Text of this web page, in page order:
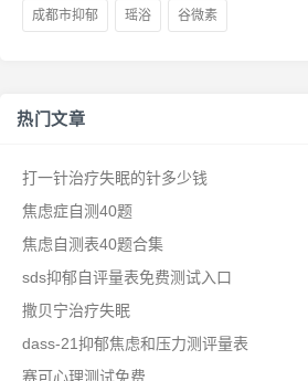
成都市抑郁 瑶浴 谷微素
热门文章
打一针治疗失眠的针多少钱
焦虑症自测40题
焦虑自测表40题合集
sds抑郁自评量表免费测试入口
撒贝宁治疗失眠
dass-21抑郁焦虑和压力测评量表
赛可心理测试免费